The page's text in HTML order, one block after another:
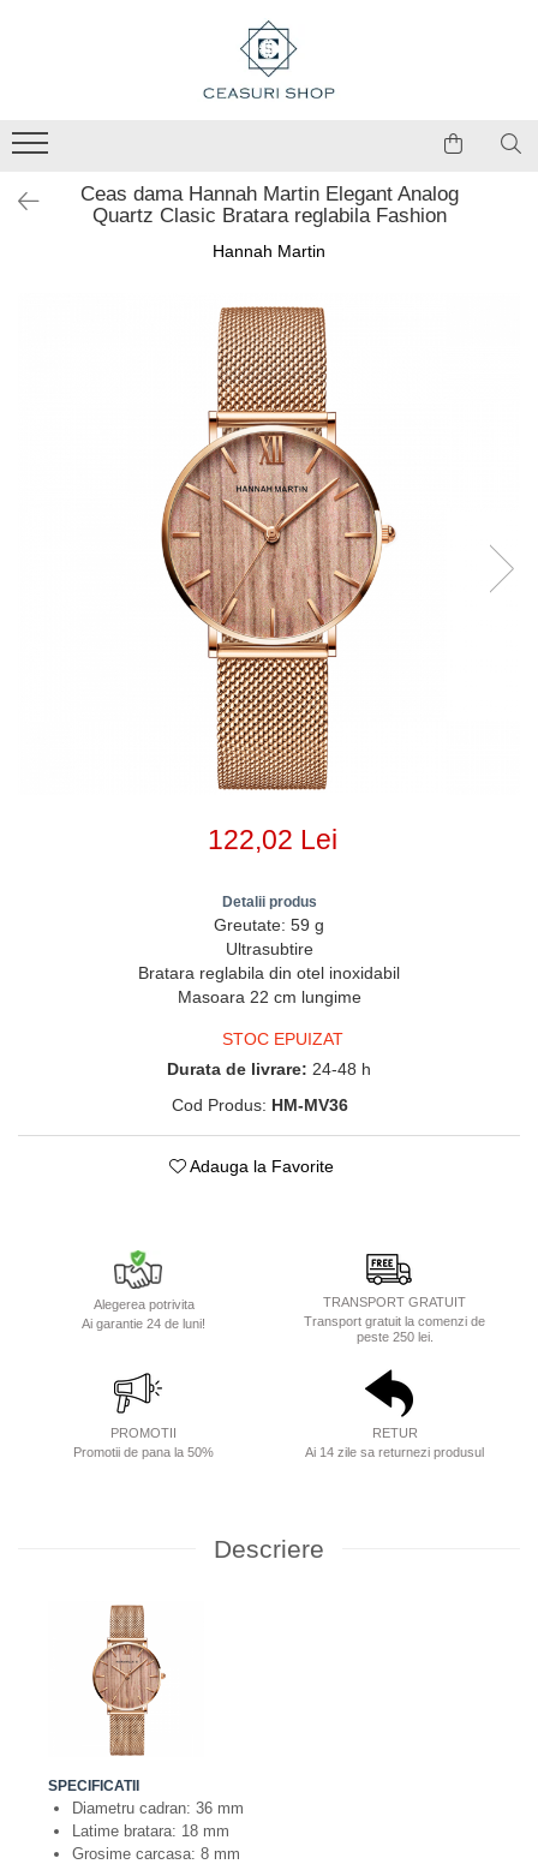
Ceas dama Hannah Martin Elegant Analog
Quartz Clasic Bratara reglabila Fashion
Hannah Martin
122,02 Lei
Detalii produs
Greutate: 59 g
Ultrasubtire
Bratara reglabila din otel inoxidabil
Masoara 22 cm lungime
STOC EPUIZAT
Durata de livrare: 24-48 h
Cod Produs: HM-MV36
Adauga la Favorite
Alegerea potrivita
Ai garantie 24 de luni!
TRANSPORT GRATUIT
Transport gratuit la comenzi de
peste 250 lei.
PROMOTII
Promotii de pana la 50%
RETUR
Ai 14 zile sa returnezi produsul
Descriere
SPECIFICATII
Diametru cadran: 36 mm
Latime bratara: 18 mm
Grosime carcasa: 8 mm